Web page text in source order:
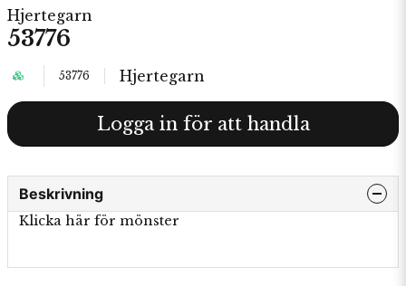
Hjertegarn
53776
53776 Hjertegarn
Logga in för att handla
Beskrivning
Klicka här för mönster